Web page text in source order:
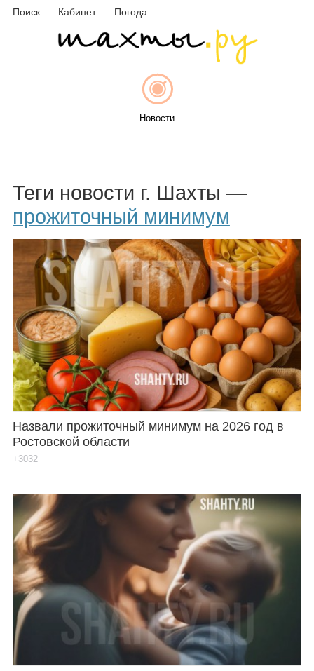
Поиск Кабинет Погода
Новости
Афиша
Объявления
Каталог
Инфо
Карты
Фотогалерея
Теги новости г. Шахты —
прожиточный минимум
Назвали прожиточный минимум на 2026 год в
Ростовской области
+3032